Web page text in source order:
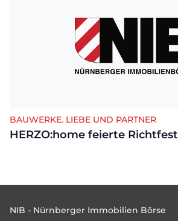
BAUWERKE. LIEBE UND PARTNER
HERZO:home feierte Richtfest
NIB - Nürnberger Immobilien Börse